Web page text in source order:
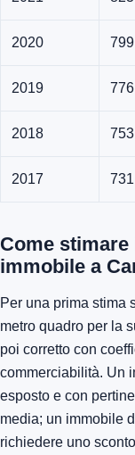
2020 799
2019 776
2018 753
2017 731
Come
immobile a
Per una prima stima
metro quadro per la
poi corretto con
commerciabilità. Un
esposto e con
media; un immobile
richiedere uno